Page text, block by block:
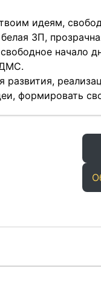
идеям,
ЗП,
начало
ДМС.
развития,
формировать